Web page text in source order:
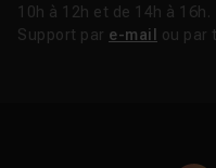
10h à 12h et de 14h à 16h.
Support par e-mail ou par